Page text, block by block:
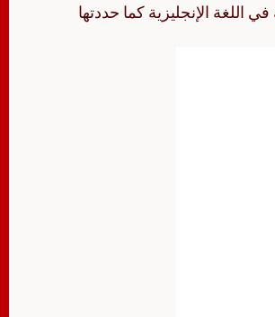
كلمة في اللغة الإنجليزية كما حددتها